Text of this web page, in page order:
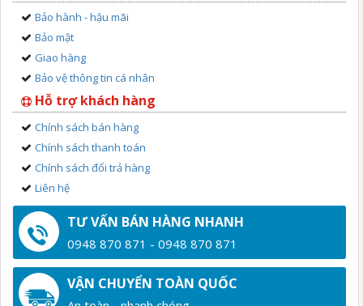
Bảo hành - hậu mãi
Bảo mật
Giao hàng
Bảo vệ thông tin cá nhân
Hỗ trợ khách hàng
Chính sách bán hàng
Chính sách thanh toán
Chính sách đổi trả hàng
Liên hệ
TƯ VẤN BÁN HÀNG NHANH
0948 870 871 - 0948 870 871
VẬN CHUYỂN TOÀN QUỐC